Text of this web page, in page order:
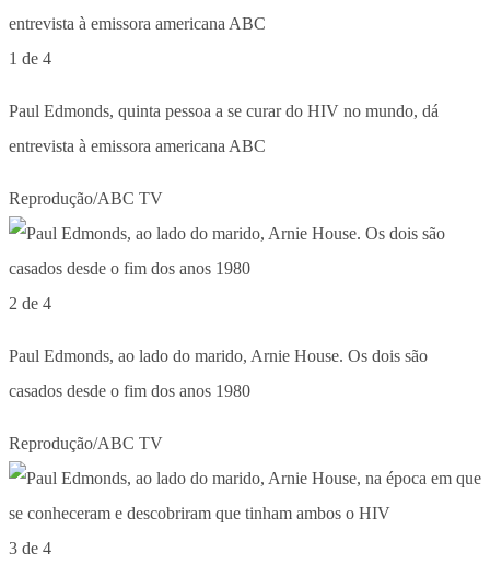
1 de 4
Paul Edmonds, quinta pessoa a se curar do HIV no mundo, dá
entrevista à emissora americana ABC
Reprodução/ABC TV
2 de 4
Paul Edmonds, ao lado do marido, Arnie House. Os dois são
casados desde o fim dos anos 1980
Reprodução/ABC TV
3 de 4